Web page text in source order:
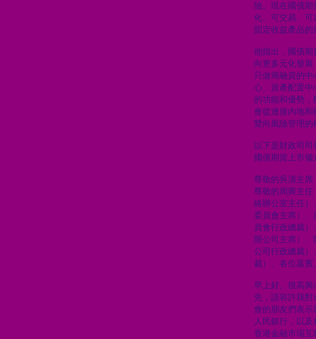
險。現在國債
化、可交易、可
固定收益產品
他指出，國債期
向更多元化發
只做籌融資的
心、資產配置中
的功能和優勢
會從連接內地和
雙向風險管理的
以下是財政司
國債期貨上市
尊敬的吳清主席
尊敬的周霽主任
絡辦公室主任）
委員會主席）、
員會行政總裁
限公司主席）
公司行政總裁）
裁）、各位嘉賓
早上好。很高興
先，請容許我
會的朋友們表示
人民銀行，以
香港金融市場互